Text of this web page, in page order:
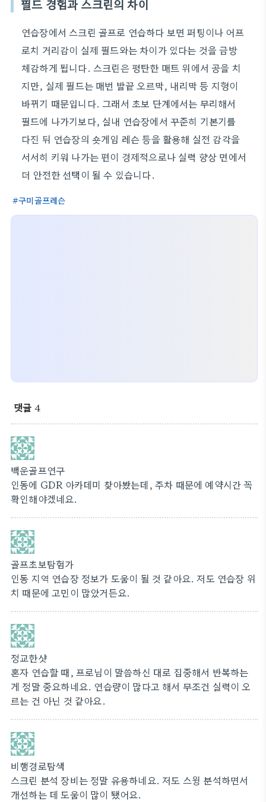
필드 경험과 스크린의 차이
연습장에서 스크린 골프로 연습하다 보면 퍼팅이나 어프
로치 거리감이 실제 필드와는 차이가 있다는 것을 금방
체감하게 됩니다. 스크린은 평탄한 매트 위에서 공을 치
지만, 실제 필드는 매번 발끝 오르막, 내리막 등 지형이
바뀌기 때문입니다. 그래서 초보 단계에서는 무리해서
필드에 나가기보다, 실내 연습장에서 꾸준히 기본기를
다진 뒤 연습장의 숏게임 레슨 등을 활용해 실전 감각을
서서히 키워 나가는 편이 경제적으로나 실력 향상 면에서
더 안전한 선택이 될 수 있습니다.
구미골프레슨
댓글 4
백운골프연구
인동에 GDR 아카데미 찾아봤는데, 주차 때문에 예약시간 꼭
확인해야겠네요.
골프초보탐험가
인동 지역 연습장 정보가 도움이 될 것 같아요. 저도 연습장 위
치 때문에 고민이 많았거든요.
정교한샷
혼자 연습할 때, 프로님이 말씀하신 대로 집중해서 반복하는
게 정말 중요하네요. 연습량이 많다고 해서 무조건 실력이 오
르는 건 아닌 것 같아요.
비행경로탐색
스크린 분석 장비는 정말 유용하네요. 저도 스윙 분석하면서
개선하는 데 도움이 많이 됐어요.